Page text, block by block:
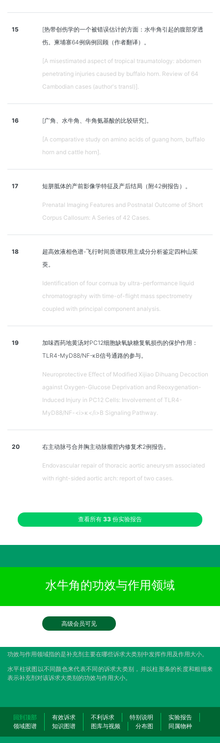
15
[热带创伤学的一个被错误估计的方面：水牛角引起的腹部穿透
伤。柬埔寨64例病例回顾（作者翻译）。
[A misestimated aspect of tropical traumatology: abdomen
penetrating injuries caused by buffalo horn. Review of 64
Cambodian cases (author's transl)].
16 [广角、水牛角、牛角氨基酸的比较研究]。
[A comparative study on amino acids of guang horn, buffalo
horn and cattle horn].
17 短胼胝体的产前影像学特征及产后结局（附42例报告）。
Prenatal Imaging Features and Postnatal Outcome of Short
Corpus Callosum: A Series of 42 Cases.
18
超高效液相色谱-飞行时间质谱联用主成分分析鉴定四种山茱
萸。
Identification of four cornua by ultra-performance liquid
chromatography with time-of-flight mass spectrometry
coupled with principal component analysis.
19
加味西药地黄汤对PC12细胞缺氧缺糖复氧损伤的保护作用：
TLR4-MyD88/NF-κB信号通路的参与。
Neuroprotective Effect of Modified Xijiao Dihuang Decoction
against Oxygen-Glucose Deprivation and Reoxygenation-
Induced Injury in PC12 Cells: Involvement of TLR4-
MyD88/NF-<i>κ</i>B Signaling Pathway.
20 右主动脉弓合并胸主动脉瘤腔内修复术2例报告。
Endovascular repair of thoracic aortic aneurysm associated
with right-sided aortic arch: report of two cases.
查看所有 33 份实验报告
水牛角的功效与作用领域
高级会员可见
功效与作用领域指的是补充剂主要在哪些诉求大类别中发挥作用及作用大小。
水平柱状图以不同颜色来代表不同的诉求大类别，并以柱形条的长度和粗细来
表示补充剂对该诉求大类别的功效与作用大小。
回到顶部 有效诉求 不利诉求 特别说明
实验报告
领域图谱
知识图谱 图库与视频 分布图 同属物种